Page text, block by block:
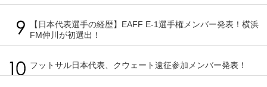
【日本代表選手の経歴】EAFF E-1選手権メンバー発表！横浜
FM仲川が初選出！
フットサル日本代表、クウェート遠征参加メンバー発表！